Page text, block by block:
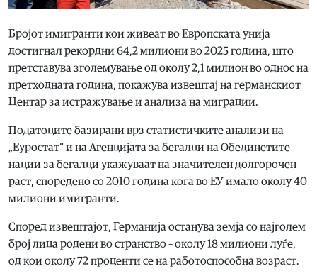
Бројот имигранти кои живеат во Европската унија
достигнал рекордни 64,2 милиони во 2025 година, што
претставува зголемување од околу 2,1 милион во однос на
претходната година, покажува извештај на германскиот
Центар за истражување и анализа на миграции.
Податоците базирани врз статистичките анализи на
„Еуростат“ и на Агенцијата за бегалци на Обединетите
нации за бегалци укажуваат на значителен долгорочен
раст, споредено со 2010 година кога во ЕУ имало околу 40
милиони имигранти.
Според извештајот, Германија останува земја со најголем
број лица родени во странство – околу 18 милиони луѓе,
од кои околу 72 проценти се на работоспособна возраст.